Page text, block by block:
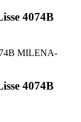
4074B
4074B